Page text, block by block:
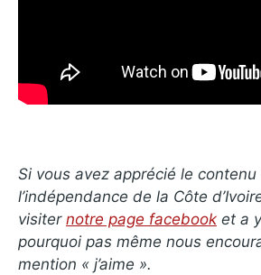
Si vous avez apprécié le
l’indépendance de la Côte
visiter notre page facebook et a
pourquoi pas même nous
mention « j’aime ».